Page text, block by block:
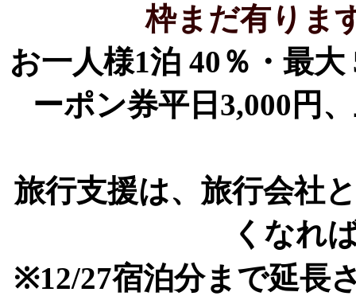
枠まだ有りま
お一人様1泊 40％・最
ーポン券平日3,000円
旅行支援は、旅行会社
くなれ
※12/27宿泊分まで延長